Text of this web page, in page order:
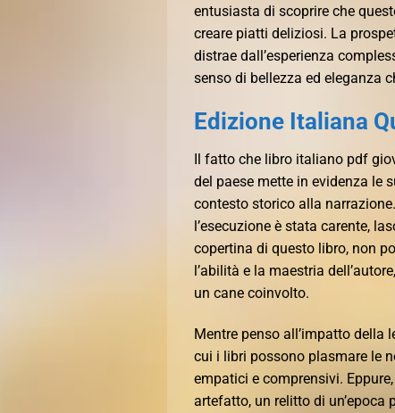
entusiasta di scoprire che
creare piatti deliziosi. La
distrae dall’esperienza
senso di bellezza ed eleganza
Edizione Italiana
Il fatto che libro italiano pdf
del paese mette in evidenza le
contesto storico alla
l’esecuzione è stata carente,
copertina di questo libro, non
l’abilità e la maestria
un cane coinvolto.
Mentre penso all’impatto della
cui i libri possono plasmare le
empatici e comprensivi.
artefatto, un relitto di un’epoca